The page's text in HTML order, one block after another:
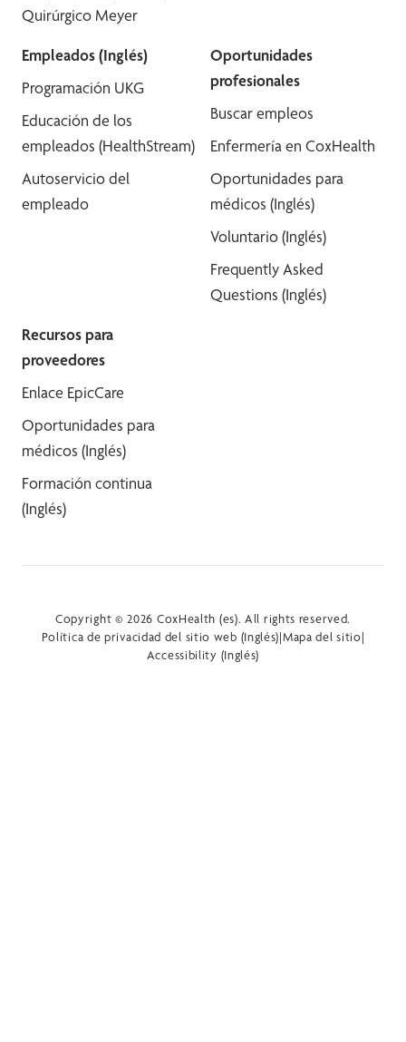
Quirúrgico Meyer
Empleados (Inglés)
Programación UKG
Educación de los
empleados (HealthStream)
Autoservicio del
empleado
Oportunidades
profesionales
Buscar empleos
Enfermería en CoxHealth
Oportunidades para
médicos (Inglés)
Voluntario (Inglés)
Frequently Asked
Questions (Inglés)
Recursos para
proveedores
Enlace EpicCare
Oportunidades para
médicos (Inglés)
Formación continua
(Inglés)
Copyright © 2026 CoxHealth (es). All rights reserved.
Política de privacidad del sitio web (Inglés)|Mapa del sitio|
Accessibility (Inglés)